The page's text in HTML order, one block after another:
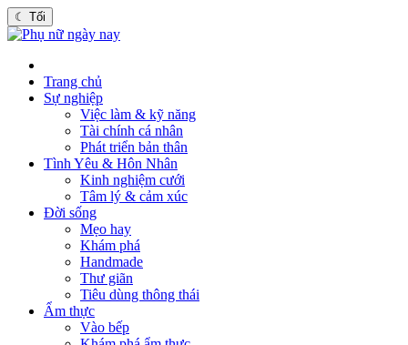
☾ Tối
Trang chủ
Sự nghiệp
Việc làm & kỹ năng
Tài chính cá nhân
Phát triển bản thân
Tình Yêu & Hôn Nhân
Kinh nghiệm cưới
Tâm lý & cảm xúc
Đời sống
Mẹo hay
Khám phá
Handmade
Thư giãn
Tiêu dùng thông thái
Ẩm thực
Vào bếp